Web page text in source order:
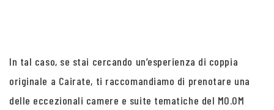
In tal caso, se stai cercando un’esperienza di coppia
originale a Cairate, ti raccomandiamo di prenotare una
delle eccezionali camere e suite tematiche del MO.OM